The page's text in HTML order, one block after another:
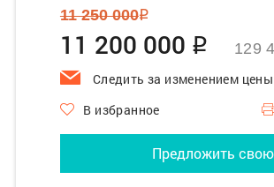
11 250 000q
11 200 000 q 129
Следить за изменением цены
В избранное
Предложить